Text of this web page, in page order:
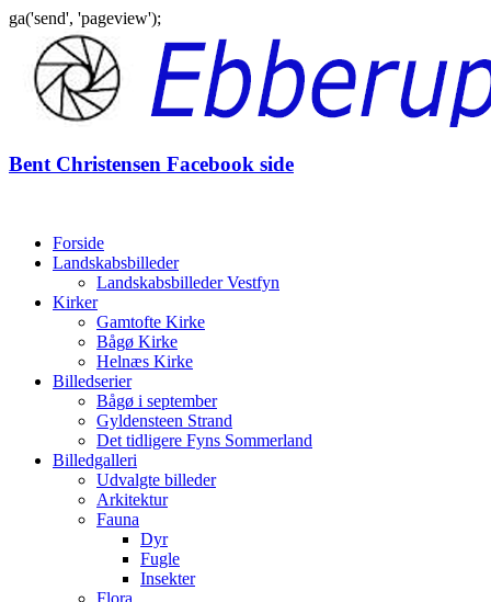
ga('send', 'pageview');
indhold
Bent Christensen Facebook side
Forside
Landskabsbilleder
Landskabsbilleder Vestfyn
Kirker
Gamtofte Kirke
Bågø Kirke
Helnæs Kirke
Billedserier
Bågø i september
Gyldensteen Strand
Det tidligere Fyns Sommerland
Billedgalleri
Udvalgte billeder
Arkitektur
Fauna
Dyr
Fugle
Insekter